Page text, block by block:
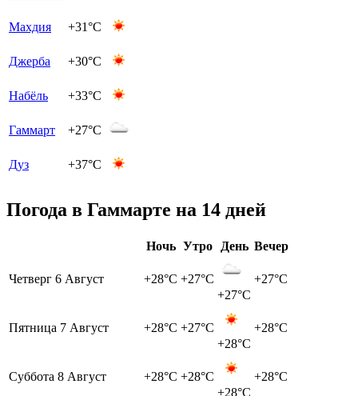
Махдия +31°C
Джерба +30°C
Набёль +33°C
Гаммарт +27°C
Дуз +37°C
Погода в Гаммарте на 14 дней
Ночь Утро День Вечер
Четверг 6 Август +28°C +27°C
+27°C
+27°C
Пятница 7 Август +28°C +27°C
+28°C
+28°C
Суббота 8 Август +28°C +28°C
+28°C
+28°C